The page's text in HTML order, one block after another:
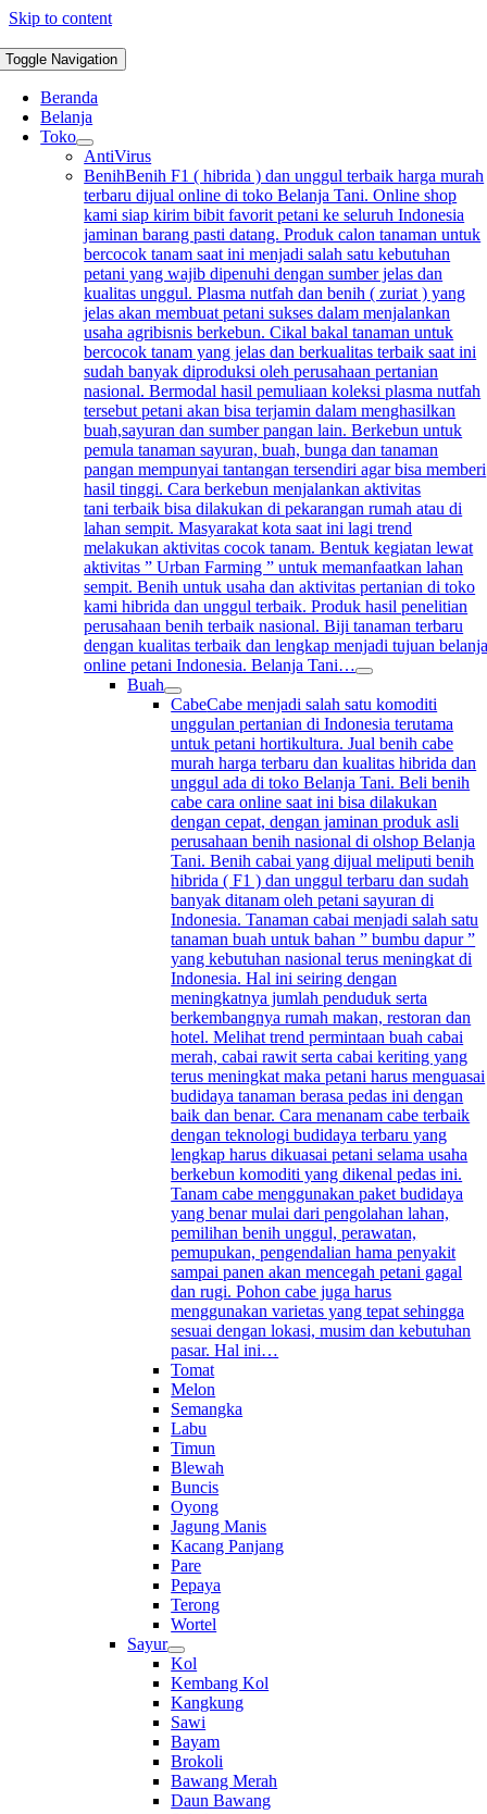
Skip to content
Toggle Navigation
Beranda
Belanja
Toko
AntiVirus
BenihBenih F1 ( hibrida ) dan unggul terbaik harga murah
terbaru dijual online di toko Belanja Tani. Online shop
kami siap kirim bibit favorit petani ke seluruh Indonesia
jaminan barang pasti datang. Produk calon tanaman untuk
bercocok tanam saat ini menjadi salah satu kebutuhan
petani yang wajib dipenuhi dengan sumber jelas dan
kualitas unggul. Plasma nutfah dan benih ( zuriat ) yang
jelas akan membuat petani sukses dalam menjalankan
usaha agribisnis berkebun. Cikal bakal tanaman untuk
bercocok tanam yang jelas dan berkualitas terbaik saat ini
sudah banyak diproduksi oleh perusahaan pertanian
nasional. Bermodal hasil pemuliaan koleksi plasma nutfah
tersebut petani akan bisa terjamin dalam menghasilkan
buah,sayuran dan sumber pangan lain. Berkebun untuk
pemula tanaman sayuran, buah, bunga dan tanaman
pangan mempunyai tantangan tersendiri agar bisa memberi
hasil tinggi. Cara berkebun menjalankan aktivitas
tani terbaik bisa dilakukan di pekarangan rumah atau di
lahan sempit. Masyarakat kota saat ini lagi trend
melakukan aktivitas cocok tanam. Bentuk kegiatan lewat
aktivitas ” Urban Farming ” untuk memanfaatkan lahan
sempit. Benih untuk usaha dan aktivitas pertanian di toko
kami hibrida dan unggul terbaik. Produk hasil penelitian
perusahaan benih terbaik nasional. Biji tanaman terbaru
dengan kualitas terbaik dan lengkap menjadi tujuan
online petani Indonesia. Belanja Tani…
Buah
CabeCabe menjadi salah satu komoditi
unggulan pertanian di Indonesia terutama
untuk petani hortikultura. Jual benih cabe
murah harga terbaru dan kualitas hibrida dan
unggul ada di toko Belanja Tani. Beli benih
cabe cara online saat ini bisa dilakukan
dengan cepat, dengan jaminan produk asli
perusahaan benih nasional di olshop Belanja
Tani. Benih cabai yang dijual meliputi benih
hibrida ( F1 ) dan unggul terbaru dan sudah
banyak ditanam oleh petani sayuran di
Indonesia. Tanaman cabai menjadi salah satu
tanaman buah untuk bahan ” bumbu dapur ”
yang kebutuhan nasional terus meningkat di
Indonesia. Hal ini seiring dengan
meningkatnya jumlah penduduk serta
berkembangnya rumah makan, restoran dan
hotel. Melihat trend permintaan buah cabai
merah, cabai rawit serta cabai keriting yang
terus meningkat maka petani harus menguasai
budidaya tanaman berasa pedas ini dengan
baik dan benar. Cara menanam cabe terbaik
dengan teknologi budidaya terbaru yang
lengkap harus dikuasai petani selama usaha
berkebun komoditi yang dikenal pedas ini.
Tanam cabe menggunakan paket budidaya
yang benar mulai dari pengolahan lahan,
pemilihan benih unggul, perawatan,
pemupukan, pengendalian hama penyakit
sampai panen akan mencegah petani gagal
dan rugi. Pohon cabe juga harus
menggunakan varietas yang tepat sehingga
sesuai dengan lokasi, musim dan kebutuhan
pasar. Hal ini…
Tomat
Melon
Semangka
Labu
Timun
Blewah
Buncis
Oyong
Jagung Manis
Kacang Panjang
Pare
Pepaya
Terong
Wortel
Sayur
Kol
Kembang Kol
Kangkung
Sawi
Bayam
Brokoli
Bawang Merah
Daun Bawang